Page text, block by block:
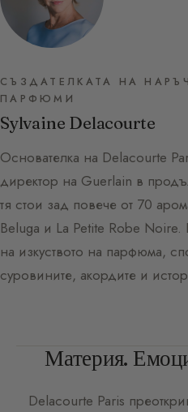
СЪЗДАТЕЛКАТА НА
ПАРФЮМИ
Sylvaine Delacourte
Основателка на Delacourte
директор на Guerlain в
тя стои зад повече от 70
Beluga и La Petite Robe
на изкуството на парфюма,
суровините, акордите и
Материя.
Delacourte Paris